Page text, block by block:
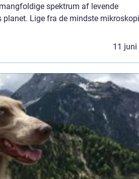
spektrum af levende
planet. Lige fra de mindste
11 juni